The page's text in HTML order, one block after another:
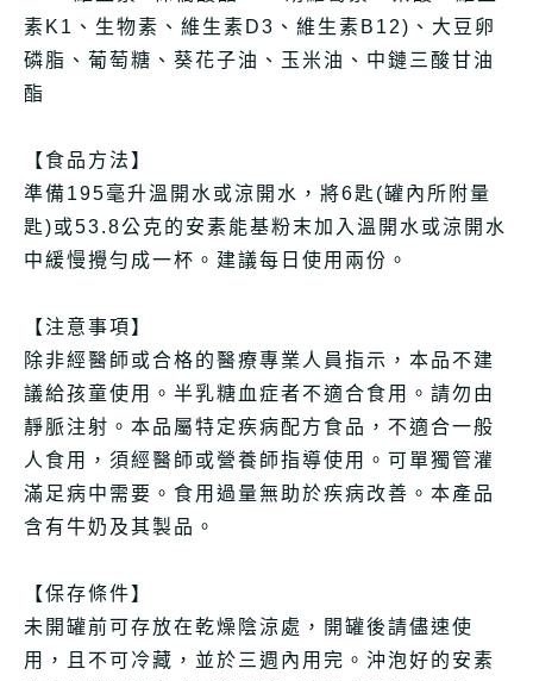
素K1、生物素、維生素D3、維生素B12)、大豆卵
磷脂、葡萄糖、葵花子油、玉米油、中鏈三酸甘油
酯
【食品方法】
準備195毫升溫開水或涼開水，將6匙(罐內所附量
匙)或53.8公克的安素能基粉末加入溫開水或涼開水
中緩慢攪勻成一杯。建議每日使用兩份。
【注意事項】
除非經醫師或合格的醫療專業人員指示，本品不建
議給孩童使用。半乳糖血症者不適合食用。請勿由
靜脈注射。本品屬特定疾病配方食品，不適合一般
人食用，須經醫師或營養師指導使用。可單獨管灌
滿足病中需要。食用過量無助於疾病改善。本產品
含有牛奶及其製品。
【保存條件】
未開罐前可存放在乾燥陰涼處，開罐後請儘速使
用，且不可冷藏，並於三週內用完。沖泡好的安素